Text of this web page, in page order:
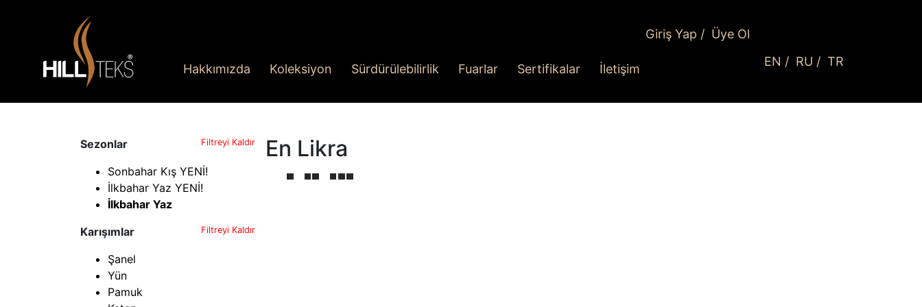
Hakkımızda Koleksiyon Sürdürülebilirlik Fuarlar Sertifikalar İletişim
Giriş Yap / Üye Ol
EN / RU / TR
Sezonlar Filtreyi Kaldır
Sonbahar Kış YENİ!
İlkbahar Yaz YENİ!
İlkbahar Yaz
Karışımlar
Filtreyi Kaldır
Şanel
Yün
Pamuk
En Likra